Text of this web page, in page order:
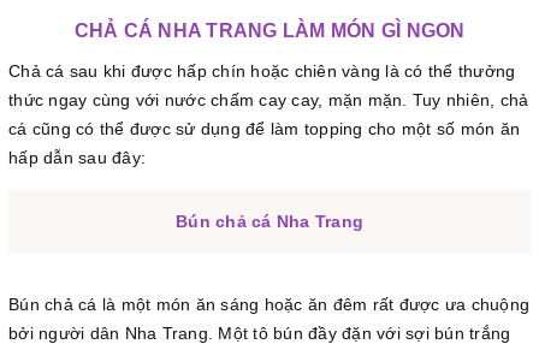
CHẢ CÁ NHA TRANG LÀM MÓN GÌ NGON
Chả cá sau khi được hấp chín hoặc chiên vàng là có thể thưởng
thức ngay cùng với nước chấm cay cay, mặn mặn. Tuy nhiên, chả
cá cũng có thể được sử dụng để làm topping cho một số món ăn
hấp dẫn sau đây:
Bún chả cá Nha Trang
Bún chả cá là một món ăn sáng hoặc ăn đêm rất được ưa chuộng
bởi người dân Nha Trang. Một tô bún đầy đặn với sợi bún trắng